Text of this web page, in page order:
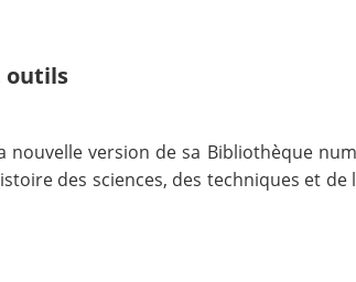
outils
nouvelle version de sa Bibliothèque
des sciences, des techniques et